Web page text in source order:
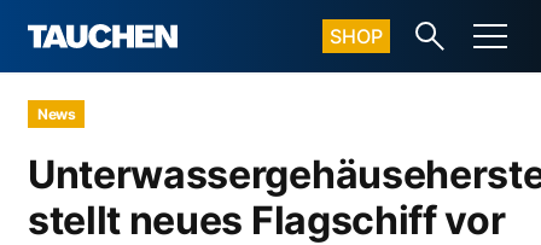
SHOP
News
stellt neues Flagschiff vor